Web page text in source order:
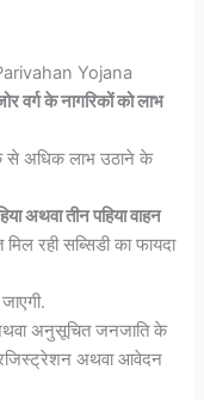
Yojana
वर्ग के नागरिकों को लाभ
से अधिक लाभ उठाने के
अथवा तीन पहिया वाहन
रही सब्सिडी का फायदा
अनुसूचित जनजाति के
अथवा आवेदन